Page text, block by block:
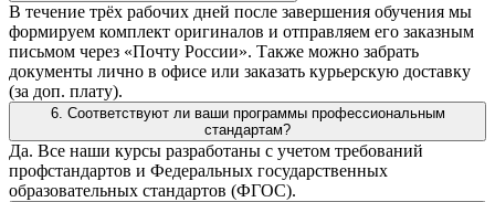
В течение трёх рабочих дней после завершения обучения мы
формируем комплект оригиналов и отправляем его заказным
письмом через «Почту России». Также можно забрать
документы лично в офисе или заказать курьерскую доставку
(за доп. плату).
6. Соответствуют ли ваши программы профессиональным
стандартам?
Да. Все наши курсы разработаны с учетом требований
профстандартов и Федеральных государственных
образовательных стандартов (ФГОС).